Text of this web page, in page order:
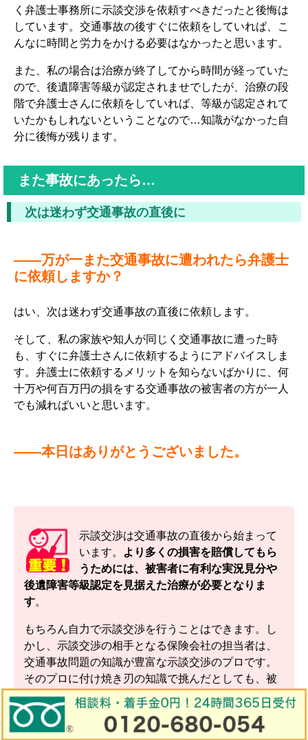
く弁護士事務所に示談交渉を依頼すべきだったと後悔は
しています。交通事故の後すぐに依頼をしていれば、こ
んなに時間と労力をかける必要はなかったと思います。
また、私の場合は治療が終了してから時間が経っていた
ので、後遺障害等級が認定されませでしたが、治療の段
階で弁護士さんに依頼をしていれば、等級が認定されて
いたかもしれないということなので…知識がなかった自
分に後悔が残ります。
また事故にあったら…
次は迷わず交通事故の直後に
――万が一また交通事故に遭われたら弁護士
に依頼しますか？
はい、次は迷わず交通事故の直後に依頼します。
そして、私の家族や知人が同じく交通事故に遭った時
も、すぐに弁護士さんに依頼するようにアドバイスしま
す。弁護士に依頼するメリットを知らないばかりに、何
十万や何百万円の損をする交通事故の被害者の方が一人
でも減ればいいと思います。
――本日はありがとうございました。
示談交渉は交通事故の直後から始まって
います。
より多くの損害を賠償してもら
うためには、被害者に有利な実況見分や
後遺障害等級認定を見据えた治療が必要となりま
す。
もちろん自力で示談交渉を行うことはできます。し
かし、示談交渉の相手となる保険会社の担当者は、
交通事故問題の知識が豊富な示談交渉のプロです。
そのプロに付け焼き刃の知識で挑んだとしても、被
害者に有利な内容を引き出す事は非常に困難です。
追い詰められた状況になってから弁護士に依頼する